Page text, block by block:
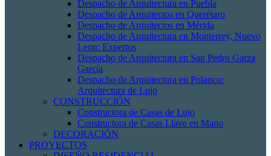
Despacho de Arquitectura en Puebla
Despacho de Arquitectos en Querétaro
Despacho de Arquitectos en Mérida
Despacho de Arquitectura en Monterrey, Nuevo
Leon: Expertos
Despacho de Arquitectura en San Pedro Garza
García
Despacho de Arquitectura en Polanco:
Arquitectura de Lujo
CONSTRUCCIÓN
Constructora de Casas de Lujo
Constructora de Casas Llave en Mano
DECORACIÓN
PROYECTOS